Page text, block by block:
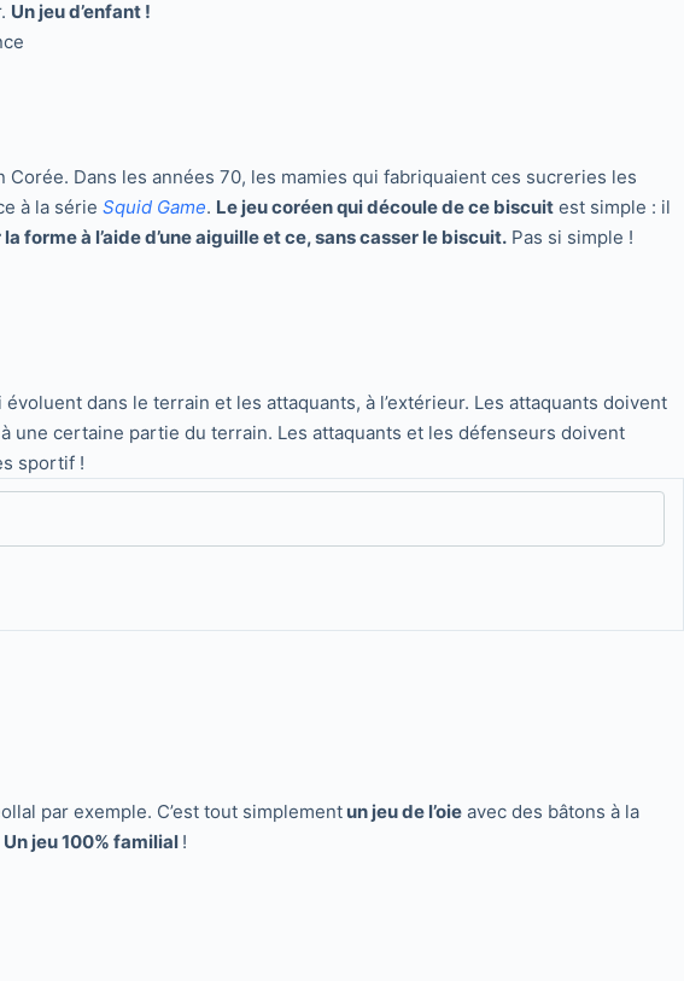
Un jeu d’enfant !
Dans les années 70, les mamies qui fabriquaient ces sucreries les
à la série Squid Game. Le jeu coréen qui découle de ce biscuit est simple : il
forme à l’aide d’une aiguille et ce, sans casser le biscuit. Pas si simple !
dans le terrain et les attaquants, à l’extérieur. Les attaquants doivent
certaine partie du terrain. Les attaquants et les défenseurs doivent
sportif !
par exemple. C’est tout simplement un jeu de l’oie avec des bâtons à la
Un jeu 100% familial !